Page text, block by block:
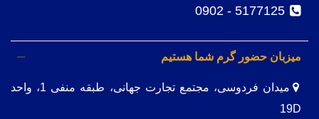
5177125 - 0902
میزبان حضور گرم شما هستیم
میدان فردوسی، مجتمع تجارت جهانی، طبقه منفی 1، واحد
19D